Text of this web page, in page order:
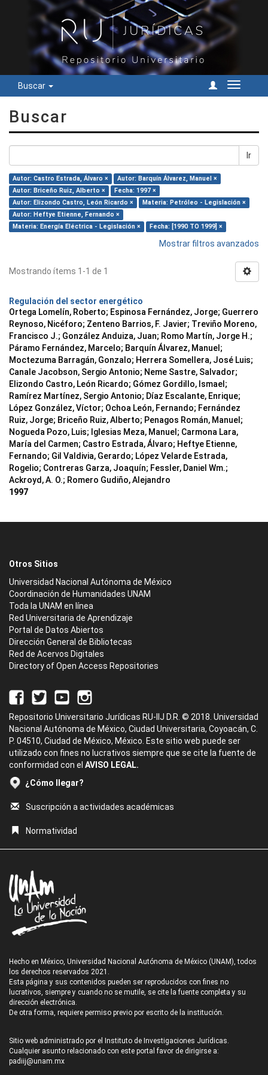
Buscar
Cambiar
Buscar
Ir
Autor: Castro Estrada, Álvaro ×
Autor: Barquín Álvarez, Manuel ×
Autor: Briceño Ruiz, Alberto ×
Fecha: 1997 ×
Autor: Elizondo Castro, León Ricardo ×
Materia: Petróleo - Legislación ×
Autor: Heftye Etienne, Fernando ×
Materia: Energía Eléctrica - Legislación ×
Fecha: [1990 TO 1999] ×
Mostrar filtros avanzados
Mostrando ítems 1-1 de 1
Regulación del sector energético
Ortega Lomelín, Roberto; Espinosa Fernández, Jorge; Guerrero
Reynoso, Nicéforo; Zenteno Barrios, F. Javier; Treviño Moreno,
Francisco J.; González Anduiza, Juan; Romo Martín, Jorge H.;
Páramo Fernández, Marcelo; Barquín Álvarez, Manuel;
Moctezuma Barragán, Gonzalo; Herrera Somellera, José Luis;
Canale Jacobson, Sergio Antonio; Neme Sastre, Salvador;
Elizondo Castro, León Ricardo; Gómez Gordillo, Ismael;
Ramírez Martínez, Sergio Antonio; Díaz Escalante, Enrique;
López González, Víctor; Ochoa León, Fernando; Fernández
Ruiz, Jorge; Briceño Ruiz, Alberto; Penagos Román, Manuel;
Nogueda Pozo, Luis; Iglesias Meza, Manuel; Carmona Lara,
María del Carmen; Castro Estrada, Álvaro; Heftye Etienne,
Fernando; Gil Valdivia, Gerardo; López Velarde Estrada,
Rogelio; Contreras Garza, Joaquín; Fessler, Daniel Wm.;
Ackroyd, A. O.; Romero Gudiño, Alejandro
1997
Otros Sitios
Universidad Nacional Autónoma de México
Coordinación de Humanidades UNAM
Toda la UNAM en línea
Red Universitaria de Aprendizaje
Portal de Datos Abiertos
Dirección General de Bibliotecas
Red de Acervos Digitales
Directory of Open Access Repositories
Repositorio Universitario Jurídicas RU-IIJ D.R. © 2018. Universidad
Nacional Autónoma de México, Ciudad Universitaria, Coyoacán, C.
P. 04510, Ciudad de México, México. Este sitio web puede ser
utilizado con fines no lucrativos siempre que se cite la fuente de
conformidad con el AVISO LEGAL.
¿Cómo llegar?
Suscripción a actividades académicas
Normatividad
Hecho en México, Universidad Nacional Autónoma de México (UNAM), todos
los derechos reservados 2021.
Esta página y sus contenidos pueden ser reproducidos con fines no
lucrativos, siempre y cuando no se mutile, se cite la fuente completa y su
dirección electrónica.
De otra forma, requiere permiso previo por escrito de la institución.
Sitio web administrado por el Instituto de Investigaciones Jurídicas.
Cualquier asunto relacionado con este portal favor de dirigirse a:
padiij@unam.mx